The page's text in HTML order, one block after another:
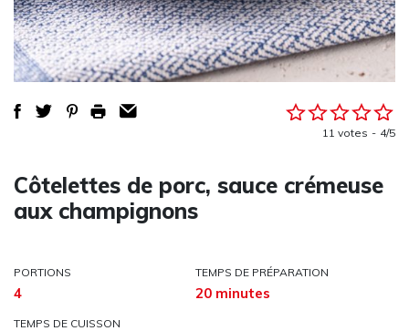
11 votes 4/5
Côtelettes de porc, sauce crémeuse
aux champignons
PORTIONS
4
TEMPS DE PRÉPARATION
20 minutes
TEMPS DE CUISSON